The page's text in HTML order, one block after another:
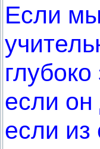
Если
если он
если